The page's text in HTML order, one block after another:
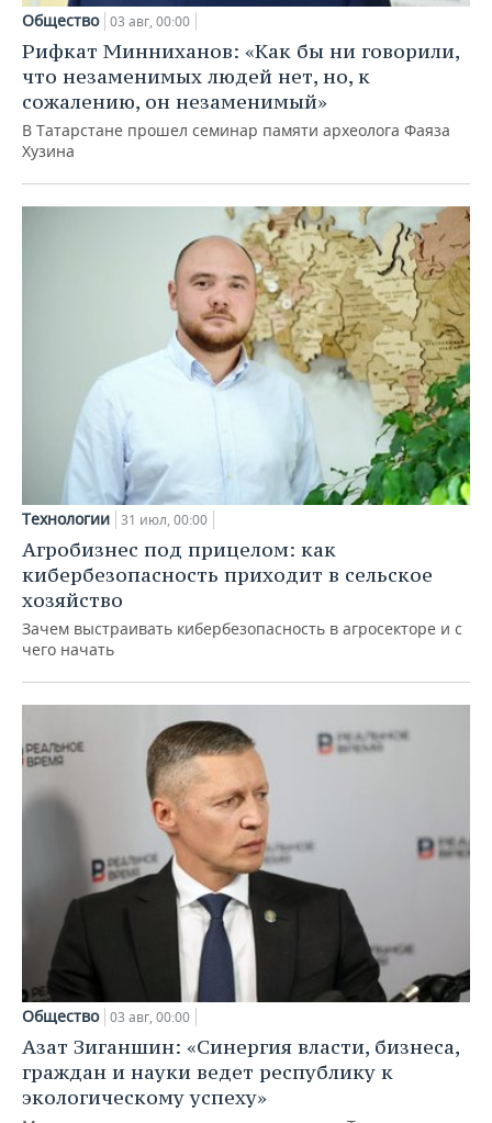
Общество 03 авг, 00:00
Рифкат Минниханов: «Как бы ни говорили,
что незаменимых людей нет, но, к
сожалению, он незаменимый»
В Татарстане прошел семинар памяти археолога Фаяза
Хузина
Технологии 31 июл, 00:00
Агробизнес под прицелом: как
кибербезопасность приходит в сельское
хозяйство
Зачем выстраивать кибербезопасность в агросекторе и с
чего начать
Общество 03 авг, 00:00
Азат Зиганшин: «Синергия власти, бизнеса,
граждан и науки ведет республику к
экологическому успеху»